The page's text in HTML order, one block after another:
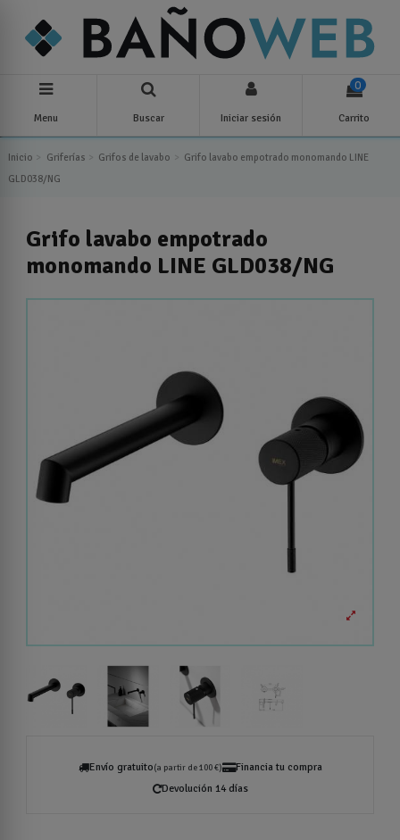
Menu Buscar Iniciar sesión
0
Carrito
Inicio Griferías Grifos de lavabo
Grifo lavabo empotrado monomando LINE
GLD038/NG
Grifo lavabo empotrado
monomando LINE GLD038/NG
Envío gratuito(a partir de 100 €)
Financia tu compra
Devolución 14 días